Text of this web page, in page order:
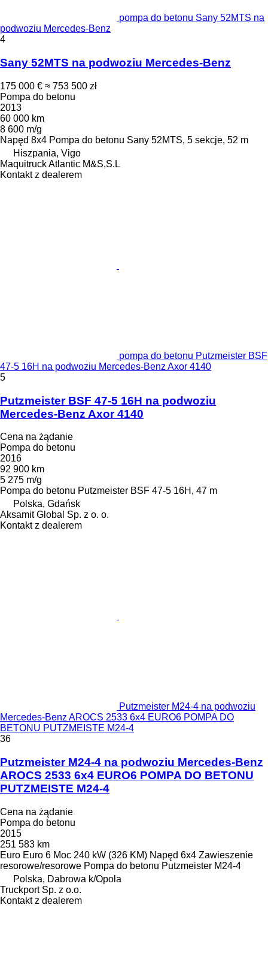
pompa do betonu Sany 52MTS na
podwoziu Mercedes-Benz
4
Sany 52MTS na podwoziu Mercedes-Benz
175 000 € ≈ 753 500 zł
Pompa do betonu
2013
60 000 km
8 600 m/g
Napęd 8x4 Pompa do betonu Sany 52MTS, 5 sekcje, 52 m
Hiszpania, Vigo
Maquitruck Atlantic M&S,S.L
Kontakt z dealerem
pompa do betonu Putzmeister BSF
47-5 16H na podwoziu Mercedes-Benz Axor 4140
5
Putzmeister BSF 47-5 16H na podwoziu
Mercedes-Benz Axor 4140
Cena na żądanie
Pompa do betonu
2016
92 900 km
5 275 m/g
Pompa do betonu Putzmeister BSF 47-5 16H, 47 m
Polska, Gdańsk
Aksamit Global Sp. z o. o.
Kontakt z dealerem
Putzmeister M24-4 na podwoziu
Mercedes-Benz AROCS 2533 6x4 EURO6 POMPA DO
BETONU PUTZMEISTE M24-4
36
Putzmeister M24-4 na podwoziu Mercedes-Benz
AROCS 2533 6x4 EURO6 POMPA DO BETONU
PUTZMEISTE M24-4
Cena na żądanie
Pompa do betonu
2015
251 583 km
Euro Euro 6 Moc 240 kW (326 KM) Napęd 6x4 Zawieszenie
resorowe/resorowe Pompa do betonu Putzmeister M24-4
Polska, Dabrowa k/Opola
Truckport Sp. z o.o.
Kontakt z dealerem